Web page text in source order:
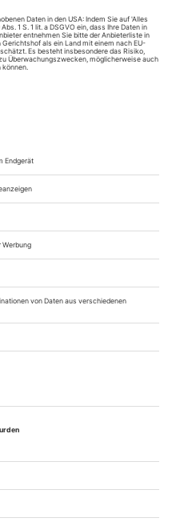
Gyula zeigt Árpád Schillings
Ziegelsteinen im 15.
Gyula steht in der flachen
«Mac­beth»-Schloss und
ein Theater. Das Städtchen
nach Ibsen «Brand – Mein Gott
zwischen
Verschanzt hinter
sie in den verschlossenen
und erinnern die
nicht jeder auf dieselbe
Kurz darauf im Theater:
Newsletter